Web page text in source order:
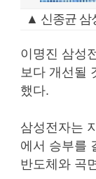
▲ 신종균 삼
이명진 삼성
보다 개선될
했다.
삼성전자는
에서 승부를
반도체와 곡